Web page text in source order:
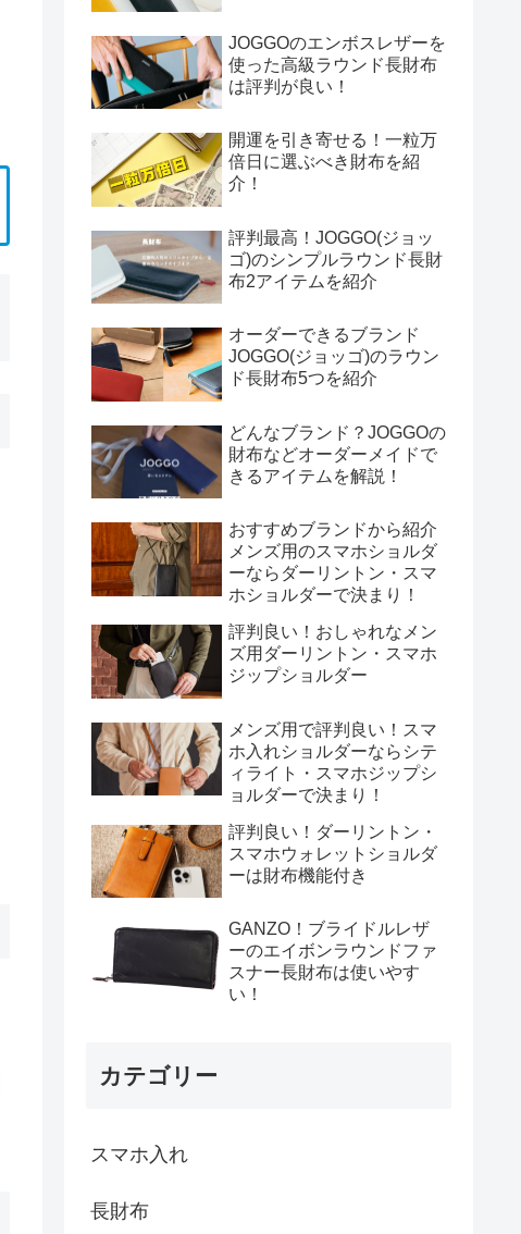
JOGGOのエンボスレザーを
使った高級ラウンド長財布
は評判が良い！
開運を引き寄せる！一粒万
倍日に選ぶべき財布を紹
介！
評判最高！JOGGO(ジョッ
ゴ)のシンプルラウンド長財
布2アイテムを紹介
オーダーできるブランド
JOGGO(ジョッゴ)のラウン
ド長財布5つを紹介
どんなブランド？JOGGOの
財布などオーダーメイドで
きるアイテムを解説！
おすすめブランドから紹介
メンズ用のスマホショルダ
ーならダーリントン・スマ
ホショルダーで決まり！
評判良い！おしゃれなメン
ズ用ダーリントン・スマホ
ジップショルダー
メンズ用で評判良い！スマ
ホ入れショルダーならシテ
ィライト・スマホジップシ
ョルダーで決まり！
評判良い！ダーリントン・
スマホウォレットショルダ
ーは財布機能付き
GANZO！ブライドルレザ
ーのエイボンラウンドファ
スナー長財布は使いやす
い！
カテゴリー
スマホ入れ
長財布